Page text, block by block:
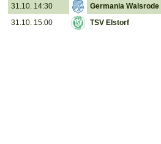
31.10. 14:30 Germania Walsrode
31.10. 15:00 TSV Elstorf